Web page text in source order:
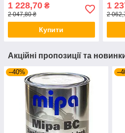
1 228,70 ₴
2 047,80 ₴
Купити
1
2
Акційні пропозиції та
–40%